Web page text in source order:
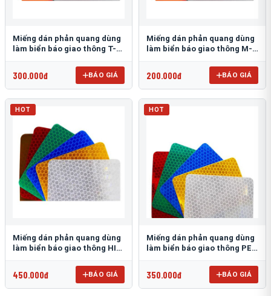
Miếng dán phản quang dùng
làm biển báo giao thông T-
300.000đ BÁO GIÁ
Miếng dán phản quang dùng
làm biển báo giao thông M-
200.000đ BÁO GIÁ
HOT
Miếng dán phản quang dùng
làm biển báo giao thông HIP
450.000đ BÁO GIÁ
HOT
Miếng dán phản quang dùng
làm biển báo giao thông PEG
350.000đ BÁO GIÁ